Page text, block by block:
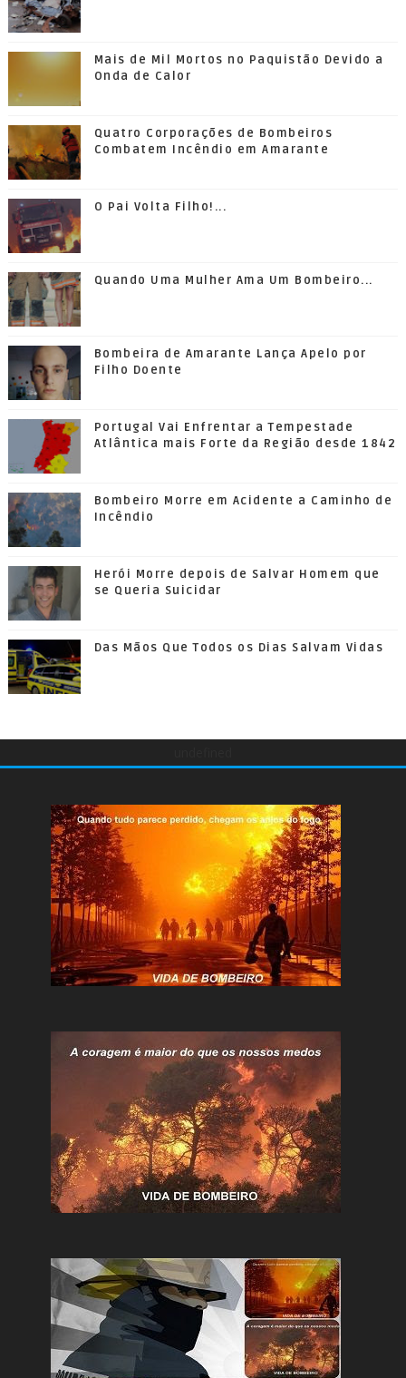
Mais de Mil Mortos no Paquistão Devido a
Onda de Calor
Quatro Corporações de Bombeiros
Combatem Incêndio em Amarante
O Pai Volta Filho!...
Quando Uma Mulher Ama Um Bombeiro...
Bombeira de Amarante Lança Apelo por
Filho Doente
Portugal Vai Enfrentar a Tempestade
Atlântica mais Forte da Região desde 1842
Bombeiro Morre em Acidente a Caminho de
Incêndio
Herói Morre depois de Salvar Homem que
se Queria Suicidar
Das Mãos Que Todos os Dias Salvam Vidas